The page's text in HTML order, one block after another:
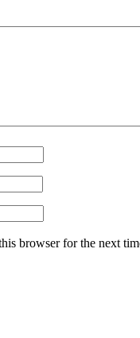
browser for the next